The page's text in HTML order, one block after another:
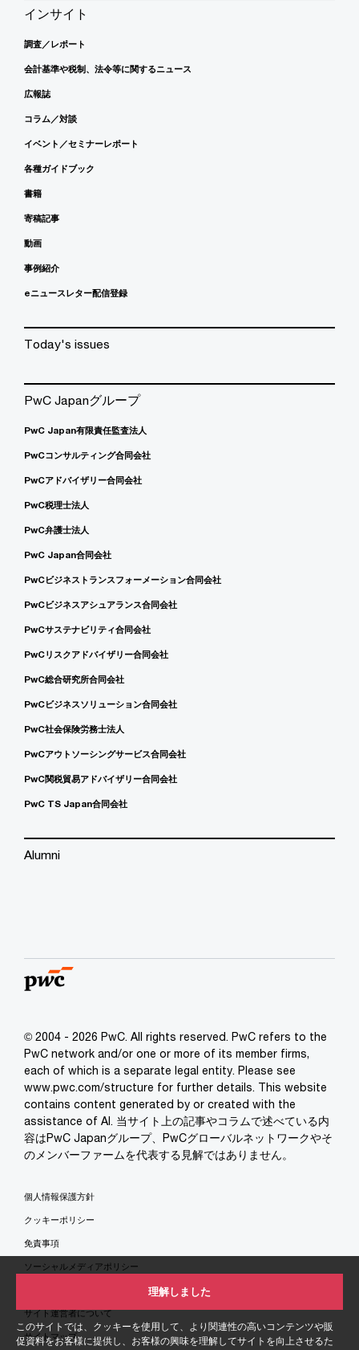
このサイトでは、クッキーを使用して、より関連性の高いコンテンツや販
促資料をお客様に提供し、お客様の興味を理解してサイトを向上させるた
理解しました
インサイト
調査／レポート
会計基準や税制、法令等に関するニュース
広報誌
コラム／対談
イベント／セミナーレポート
各種ガイドブック
書籍
寄稿記事
動画
事例紹介
eニュースレター配信登録
Today's issues
PwC Japanグループ
PwC Japan有限責任監査法人
PwCコンサルティング合同会社
PwCアドバイザリー合同会社
PwC税理士法人
PwC弁護士法人
PwC Japan合同会社
PwCビジネストランスフォーメーション合同会社
PwCビジネスアシュアランス合同会社
PwCサステナビリティ合同会社
PwCリスクアドバイザリー合同会社
PwC総合研究所合同会社
PwCビジネスソリューション合同会社
PwC社会保険労務士法人
PwCアウトソーシングサービス合同会社
PwC関税貿易アドバイザリー合同会社
PwC TS Japan合同会社
Alumni
© 2004 - 2026 PwC. All rights reserved. PwC refers to the
PwC network and/or one or more of its member firms,
each of which is a separate legal entity. Please see
www.pwc.com/structure for further details. This website
contains content generated by or created with the
assistance of AI. 当サイト上の記事やコラムで述べている内
容はPwC Japanグループ、PwCグローバルネットワークやそ
のメンバーファームを代表する見解ではありません。
個人情報保護方針
クッキーポリシー
免責事項
ソーシャルメディアポリシー
サイト運営者について
サイトマップ